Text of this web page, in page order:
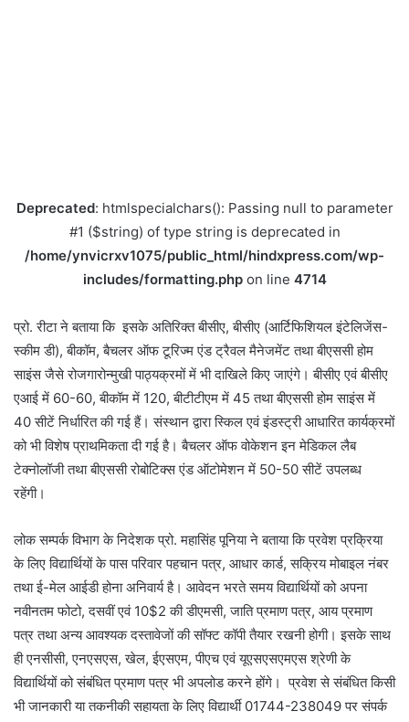
Deprecated: htmlspecialchars(): Passing null to parameter
#1 ($string) of type string is deprecated in
/home/ynvicrxv1075/public_html/hindxpress.com/wp-
includes/formatting.phpon line 4714
प्रो. रीटा ने बताया कि इसके अतिरिक्त बीसीए, बीसीए (आर्टिफिशियल इंटेलिजेंस-
स्कीम डी), बीकॉम, बैचलर ऑफ टूरिज्म एंड ट्रैवल मैनेजमेंट तथा बीएससी होम
साइंस जैसे रोजगारोन्मुखी पाठ्यक्रमों में भी दाखिले किए जाएंगे। बीसीए एवं बीसीए
एआई में 60-60, बीकॉम में 120, बीटीटीएम में 45 तथा बीएससी होम साइंस में
40 सीटें निर्धारित की गई हैं। संस्थान द्वारा स्किल एवं इंडस्ट्री आधारित कार्यक्रमों
को भी विशेष प्राथमिकता दी गई है। बैचलर ऑफ वोकेशन इन मेडिकल लैब
टेक्नोलॉजी तथा बीएससी रोबोटिक्स एंड ऑटोमेशन में 50-50 सीटें उपलब्ध
रहेंगी।
लोक सम्पर्क विभाग के निदेशक प्रो. महासिंह पूनिया ने बताया कि प्रवेश प्रक्रिया
के लिए विद्यार्थियों के पास परिवार पहचान पत्र, आधार कार्ड, सक्रिय मोबाइल नंबर
तथा ई-मेल आईडी होना अनिवार्य है। आवेदन भरते समय विद्यार्थियों को अपना
नवीनतम फोटो, दसवीं एवं 10$2 की डीएमसी, जाति प्रमाण पत्र, आय प्रमाण
पत्र तथा अन्य आवश्यक दस्तावेजों की सॉफ्ट कॉपी तैयार रखनी होगी। इसके साथ
ही एनसीसी, एनएसएस, खेल, ईएसएम, पीएच एवं यूएसएसएमएस श्रेणी के
विद्यार्थियों को संबंधित प्रमाण पत्र भी अपलोड करने होंगे। प्रवेश से संबंधित किसी
भी जानकारी या तकनीकी सहायता के लिए विद्यार्थी 01744-238049 पर संपर्क